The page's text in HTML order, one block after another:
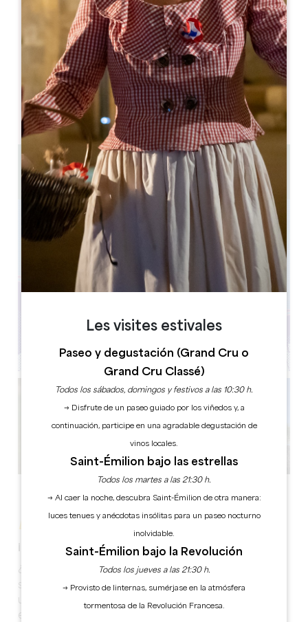
¡La aventura más alocada de la ciudad!
¿Pensabas descubrir Saint-Émilion con calma y
serenidad? Pero no contabas con la llegada de
una tropa de peregrinos de un nuevo tipo. Entre
el patrimonio mundial de la UNESCO y la cultura
lucile.bregeon@digitalescapade.com
MES DE APERTURA
E M A M J J A S O N D
DÍAS DE APERTURA
L
AM
PM
M
AM
PM
M
AM
PM
J
AM
PM
V
AM
PM
S
AM
PM
D
PM
1h30 - 2h
de 2 à 6 personnes par équipe
Les visites estivales
Paseo y degustación (Grand Cru o
Grand Cru Classé)
Todos los sábados, domingos y festivos a las 10:30 h.
→ Disfrute de un paseo guiado por los viñedos y, a
continuación, participe en una agradable degustación de
vinos locales.
Saint-Émilion bajo las estrellas
Todos los martes a las 21:30 h.
→ Al caer la noche, descubra Saint-Émilion de otra manera:
luces tenues y anécdotas insólitas para un paseo nocturno
inolvidable.
Saint-Émilion bajo la Revolución
Todos los jueves a las 21:30 h.
→ Provisto de linternas, sumérjase en la atmósfera
tormentosa de la Revolución Francesa.